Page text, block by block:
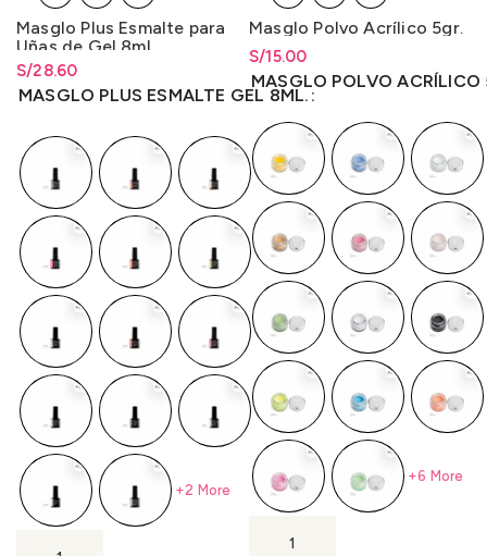
Masglo Plus Esmalte para
Uñas de Gel 8ml.
S/28.60
Rango de precios: desde
S/28.60 hastaS/ 28.60
MASGLO PLUS ESMALTE GEL 8ML.
+2 More
Masglo Polvo Acrílico 5gr.
S/15.00
Rango de precios: desde
S/15.00 hastaS/15.00
MASGLO POLVO ACRÍLICO
+6 More